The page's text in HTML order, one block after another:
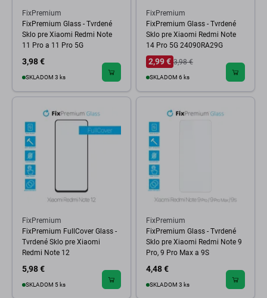
FixPremium
FixPremium Glass - Tvrdené
Sklo pre Xiaomi Redmi Note
11 Pro a 11 Pro 5G
3,98 €
SKLADOM 3 ks
FixPremium
FixPremium Glass - Tvrdené
Sklo pre Xiaomi Redmi Note
14 Pro 5G 24090RA29G
2,99 € 3,98 €
SKLADOM 6 ks
FixPremium
FixPremium FullCover Glass -
Tvrdené Sklo pre Xiaomi
Redmi Note 12
5,98 €
SKLADOM 5 ks
FixPremium
FixPremium Glass - Tvrdené
Sklo pre Xiaomi Redmi Note 9
Pro, 9 Pro Max a 9S
4,48 €
SKLADOM 3 ks